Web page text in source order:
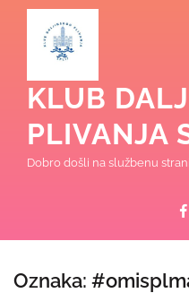
content
KLUB
PLIVANJA
Dobro došli na službenu
Oznaka: